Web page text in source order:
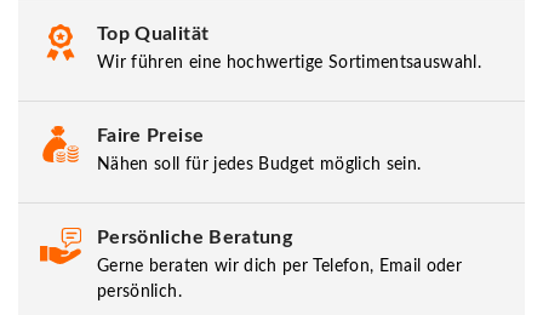
Top Qualität
Wir führen eine hochwertige Sortimentsauswahl.
Faire Preise
Nähen soll für jedes Budget möglich sein.
Persönliche Beratung
Gerne beraten wir dich per Telefon, Email oder
persönlich.